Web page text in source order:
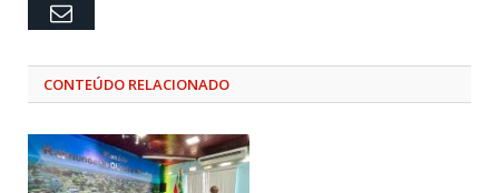
Email
CONTEÚDO RELACIONADO